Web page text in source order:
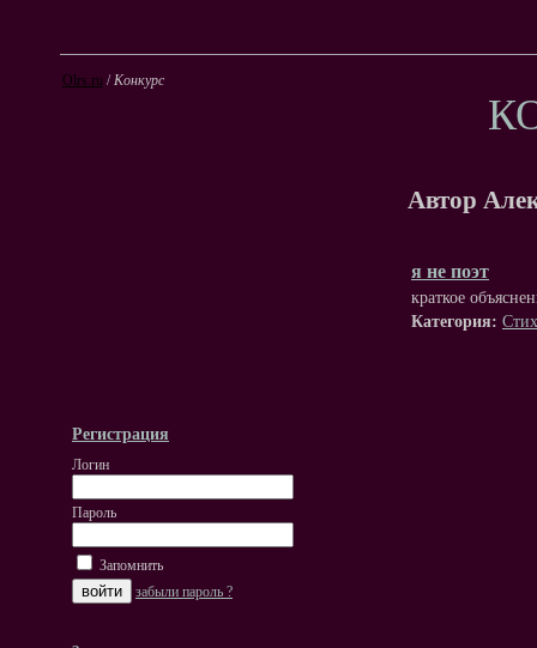
Olrs.ru /Конкурс
Регистрация
Логин
Пароль
Запомнить
забыли пароль ?
Автор
я не поэт
краткое
Категория: